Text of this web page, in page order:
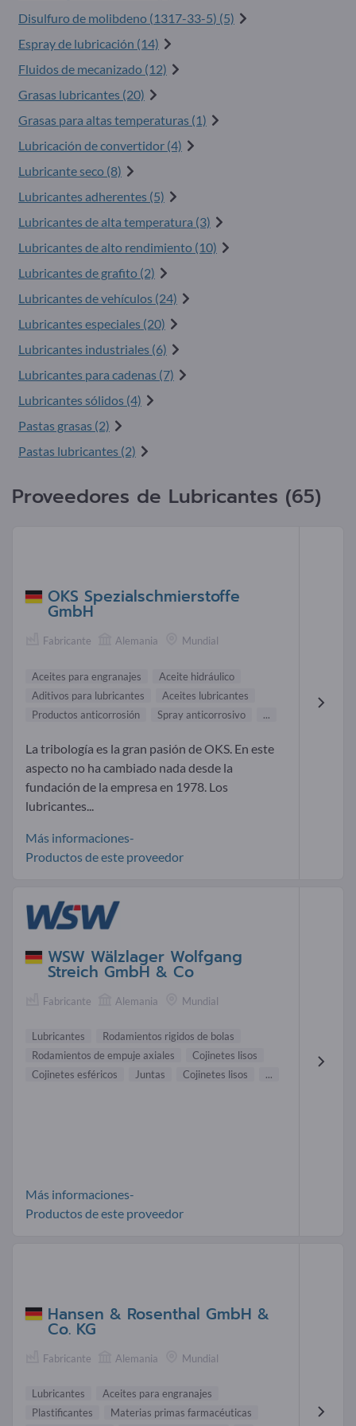
Disulfuro de molibdeno (1317-33-5) (5)
Espray de lubricación (14)
Fluidos de mecanizado (12)
Grasas lubricantes (20)
Grasas para altas temperaturas (1)
Lubricación de convertidor (4)
Lubricante seco (8)
Lubricantes adherentes (5)
Lubricantes de alta temperatura (3)
Lubricantes de alto rendimiento (10)
Lubricantes de grafito (2)
Lubricantes de vehículos (24)
Lubricantes especiales (20)
Lubricantes industriales (6)
Lubricantes para cadenas (7)
Lubricantes sólidos (4)
Pastas grasas (2)
Pastas lubricantes (2)
Proveedores de Lubricantes (65)
OKS Spezialschmierstoffe
GmbH
Fabricante Alemania Mundial
Aceites para engranajes
Aceite hidráulico
Aditivos para lubricantes
Aceites lubricantes
Productos anticorrosión
Spray anticorrosivo ...
La tribología es la gran pasión de OKS. En este
aspecto no ha cambiado nada desde la
fundación de la empresa en 1978. Los
lubricantes...
Más informaciones-
Productos de este proveedor
WSW Wälzlager Wolfgang
Streich GmbH & Co
Fabricante Alemania Mundial
Lubricantes
Rodamientos rigidos de bolas
Rodamientos de empuje axiales
Cojinetes lisos
Cojinetes esféricos
Juntas Cojinetes lisos ...
Más informaciones-
Productos de este proveedor
Hansen & Rosenthal GmbH &
Co. KG
Fabricante Alemania Mundial
Lubricantes
Aceites para engranajes
Plastificantes
Materias primas farmacéuticas